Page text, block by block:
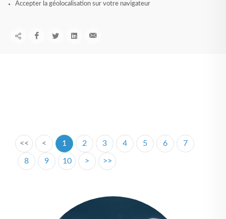
Accepter la géolocalisation sur votre navigateur
<< < 1 2 3 4 5 6 7
8 9 10 > >>